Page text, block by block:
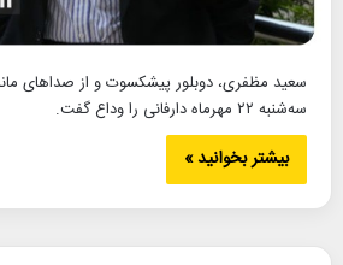
سعید مظفری، دوبلور پیشکسوت و از صداهای
سه‌شنبه ۲۲ مهرماه دارفانی را وداع گفت.
بیشتر بخوانید »